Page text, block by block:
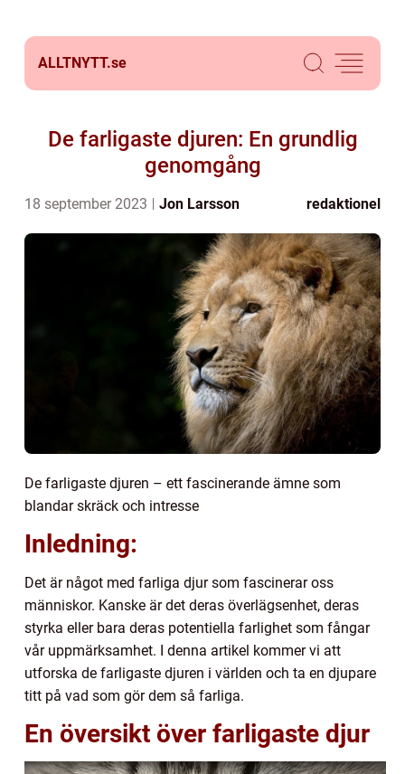
ALLTNYTT.se
De farligaste djuren: En grundlig
genomgång
18 september 2023 Jon Larsson redaktionel
De farligaste djuren – ett fascinerande ämne som
blandar skräck och intresse
Inledning:
Det är något med farliga djur som fascinerar oss
människor. Kanske är det deras överlägsenhet, deras
styrka eller bara deras potentiella farlighet som fångar
vår uppmärksamhet. I denna artikel kommer vi att
utforska de farligaste djuren i världen och ta en djupare
titt på vad som gör dem så farliga.
En översikt över farligaste djur